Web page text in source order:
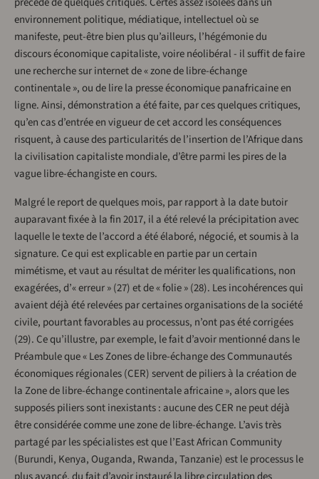
environnement politique, médiatique, intellectuel où se
manifeste, peut-être bien plus qu’ailleurs, l’hégémonie du
discours économique capitaliste, voire néolibéral - il suffit de faire
une recherche sur internet de « zone de libre-échange
continentale », ou de lire la presse économique panafricaine en
ligne. Ainsi, démonstration a été faite, par ces quelques critiques,
qu’en cas d’entrée en vigueur de cet accord les conséquences
risquent, à cause des particularités de l’insertion de l’Afrique dans
la civilisation capitaliste mondiale, d’être parmi les pires de la
vague libre-échangiste en cours.
Malgré le report de quelques mois, par rapport à la date butoir
auparavant fixée à la fin 2017, il a été relevé la précipitation avec
laquelle le texte de l’accord a été élaboré, négocié, et soumis à la
signature. Ce qui est explicable en partie par un certain
mimétisme, et vaut au résultat de mériter les qualifications, non
exagérées, d’« erreur » (27) et de « folie » (28). Les incohérences qui
avaient déjà été relevées par certaines organisations de la société
civile, pourtant favorables au processus, n’ont pas été corrigées
(29). Ce qu’illustre, par exemple, le fait d’avoir mentionné dans le
Préambule que « Les Zones de libre-échange des Communautés
économiques régionales (CER) servent de piliers à la création de
la Zone de libre-échange continentale africaine », alors que les
supposés piliers sont inexistants : aucune des CER ne peut déjà
être considérée comme une zone de libre-échange. L’avis très
partagé par les spécialistes est que l’East African Community
(Burundi, Kenya, Ouganda, Rwanda, Tanzanie) est le processus le